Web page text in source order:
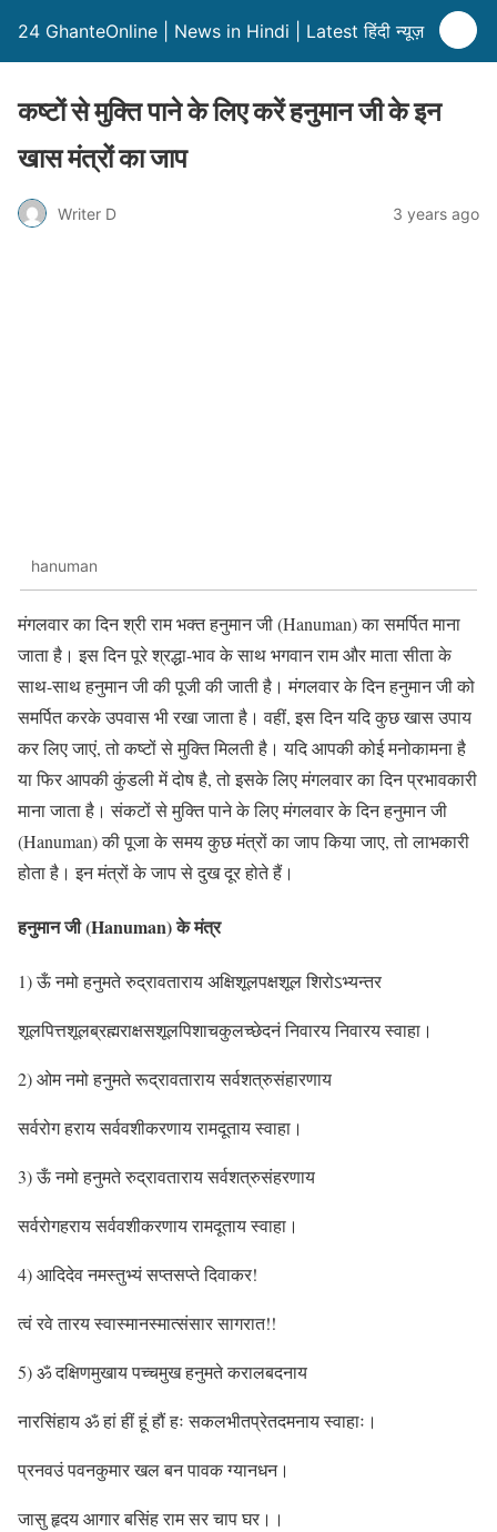
24 GhanteOnline | News in Hindi | Latest हिंदी न्यूज़
कष्टों से मुक्ति पाने के लिए करें हनुमान जी के इन
खास मंत्रों का जाप
Writer D 3 years ago
hanuman
मंगलवार का दिन श्री राम भक्त हनुमान जी (Hanuman) का समर्पित माना
जाता है। इस दिन पूरे श्रद्धा-भाव के साथ भगवान राम और माता सीता के
साथ-साथ हनुमान जी की पूजी की जाती है। मंगलवार के दिन हनुमान जी को
समर्पित करके उपवास भी रखा जाता है। वहीं, इस दिन यदि कुछ खास उपाय
कर लिए जाएं, तो कष्टों से मुक्ति मिलती है। यदि आपकी कोई मनोकामना है
या फिर आपकी कुंडली में दोष है, तो इसके लिए मंगलवार का दिन प्रभावकारी
माना जाता है। संकटों से मुक्ति पाने के लिए मंगलवार के दिन हनुमान जी
(Hanuman) की पूजा के समय कुछ मंत्रों का जाप किया जाए, तो लाभकारी
होता है। इन मंत्रों के जाप से दुख दूर होते हैं।
हनुमान जी (Hanuman) के मंत्र
1) ऊँ नमो हनुमते रुद्रावताराय अक्षिशूलपक्षशूल शिरोऽभ्यन्तर
शूलपित्तशूलब्रह्मराक्षसशूलपिशाचकुलच्छेदनं निवारय निवारय स्वाहा।
2) ओम नमो हनुमते रूद्रावताराय सर्वशत्रुसंहारणाय
सर्वरोग हराय सर्ववशीकरणाय रामदूताय स्वाहा।
3) ऊँ नमो हनुमते रुद्रावताराय सर्वशत्रुसंहरणाय
सर्वरोगहराय सर्ववशीकरणाय रामदूताय स्वाहा।
4) आदिदेव नमस्तुभ्यं सप्तसप्ते दिवाकर!
त्वं रवे तारय स्वास्मानस्मात्संसार सागरात!!
5) ॐ दक्षिणमुखाय पच्चमुख हनुमते करालबदनाय
नारसिंहाय ॐ हां हीं हूं हौं हः सकलभीतप्रेतदमनाय स्वाहाः।
प्रनवउं पवनकुमार खल बन पावक ग्यानधन।
जासु हृदय आगार बसिंह राम सर चाप घर।।